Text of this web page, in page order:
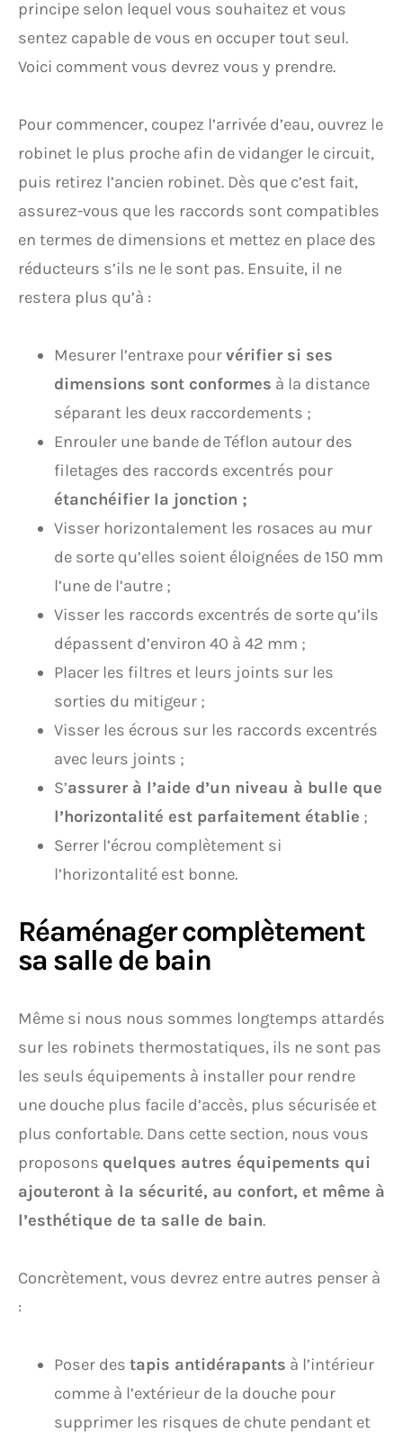
principe selon lequel vous souhaitez et vous
sentez capable de vous en occuper tout seul.
Voici comment vous devrez vous y prendre.
Pour commencer, coupez l’arrivée d’eau, ouvrez le
robinet le plus proche afin de vidanger le circuit,
puis retirez l’ancien robinet. Dès que c’est fait,
assurez-vous que les raccords sont compatibles
en termes de dimensions et mettez en place des
réducteurs s’ils ne le sont pas. Ensuite, il ne
restera plus qu’à :
Mesurer l’entraxe pourvérifier si ses
dimensions sont conformes à la distance
séparant les deux raccordements ;
Enrouler une bande de Téflon autour des
filetages des raccords excentrés pour
étanchéifier la jonction ;
Visser horizontalement les rosaces au mur
de sorte qu’elles soient éloignées de 150 mm
l’une de l’autre ;
Visser les raccords excentrés de sorte qu’ils
dépassent d’environ 40 à 42 mm ;
Placer les filtres et leurs joints sur les
sorties du mitigeur ;
Visser les écrous sur les raccords excentrés
avec leurs joints ;
S’assurer à l’aide d’un niveau à bulle que
l’horizontalité est parfaitement établie ;
Serrer l’écrou complètement si
l’horizontalité est bonne.
Réaménager complètement
sa salle de bain
Même si nous nous sommes longtemps attardés
sur les robinets thermostatiques, ils ne sont pas
les seuls équipements à installer pour rendre
une douche plus facile d’accès, plus sécurisée et
plus confortable. Dans cette section, nous vous
proposons quelques autres équipements qui
ajouteront à la sécurité, au confort, et même à
l’esthétique de ta salle de bain.
Concrètement, vous devrez entre autres penser à
:
Poser des tapis antidérapants à l’intérieur
comme à l’extérieur de la douche pour
supprimer les risques de chute pendant et